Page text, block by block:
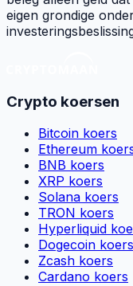
eigen grondige
Crypto koersen
Bitcoin koers
Ethereum
BNB koers
XRP koers
Solana koers
TRON koers
Hyperliquid
Dogecoin koers
Zcash koers
Cardano koers